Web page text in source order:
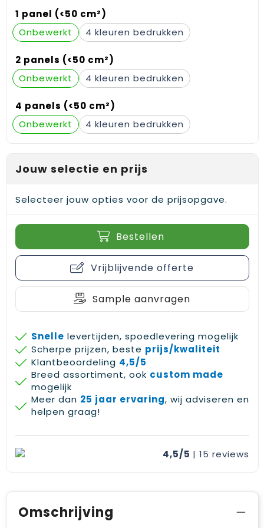
Gehoorbescherming
Schoenentassen
Schoudertassen
Sporttassen
Strandtassen
Toilettassen
Waterbestendige tassen
Reistassensets
Medailles en prijzen
Nekwarmers
Hoofdbanden
Caps, hoeden en mutsen
Yoga en sportmatten
1 panel (<50 cm²)
Onbewerkt
4
2 panels (<50 cm²)
Onbewerkt
4
4 panels (<50 cm²)
Onbewerkt
4
Jouw selectie en prijs
Selecteer jouw opties voor de prijsopgave.
Bestellen
Vrijblijvende offerte
Sample aanvragen
Snelle levertijden, spoedlevering mogelijk
Scherpe prijzen, beste prijs/kwaliteit
Klantbeoordeling 4,5/5
Breed assortiment, ook custom made
mogelijk
Meer dan 25 jaar ervaring, wij adviseren en
helpen graag!
4,5/5 | 15 reviews
Omschrijving